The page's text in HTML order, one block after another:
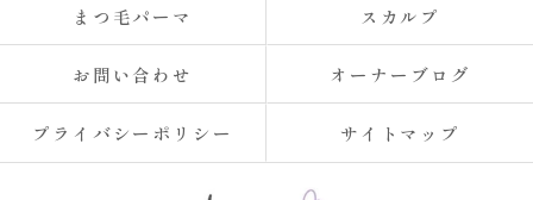
まつ毛パーマ スカルプ
お問い合わせ オーナーブログ
プライバシーポリシー サイトマップ